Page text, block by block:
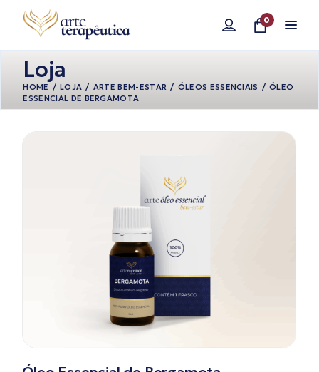
conteúdo
0
Loja
HOME LOJA ARTE BEM-ESTAR ÓLEOS ESSENCIAIS
ÓLEO
ESSENCIAL DE BERGAMOTA